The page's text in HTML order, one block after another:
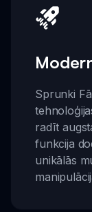
Sprunki
radīt
funkcija
unikālās